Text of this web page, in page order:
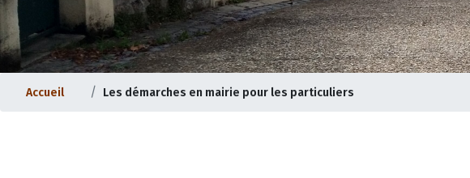
Accueil Les démarches en mairie pour les particuliers